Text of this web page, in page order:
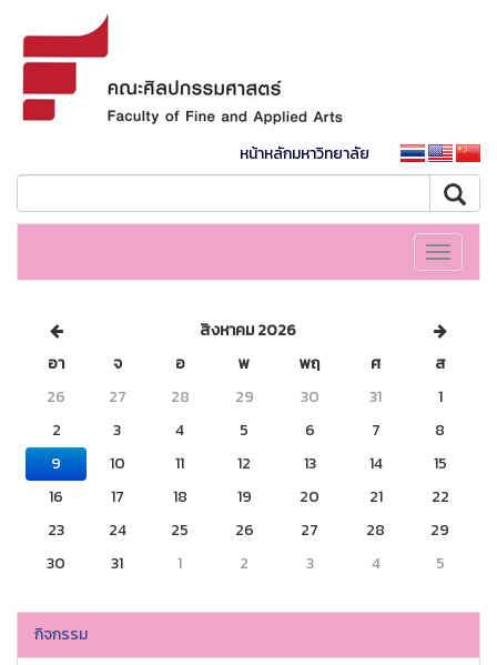
หน้าหลักมหาวิทยาลัย
Toggle
สิงหาคม 2026
อา
จ อ พ พฤ ศ
ส
26
27 28 29 30 31
1
2
3 4 5 6 7
8
9
10 11 12 13 14
15
16
17 18 19 20 21
22
23
24 25 26 27 28
29
30
31 1 2 3 4 5
กิจกรรม